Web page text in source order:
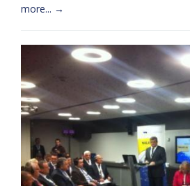
more... →